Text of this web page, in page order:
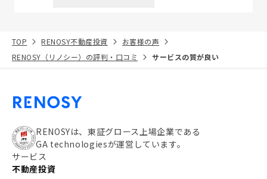
TOP RENOSY不動産投資
お客様の声
RENOSY（リノシー）の評判・口コミ
サービスの質が良い
RENOSYは、東証グロース上場企業である
GA technologiesが運営しています。
サービス
不動産投資